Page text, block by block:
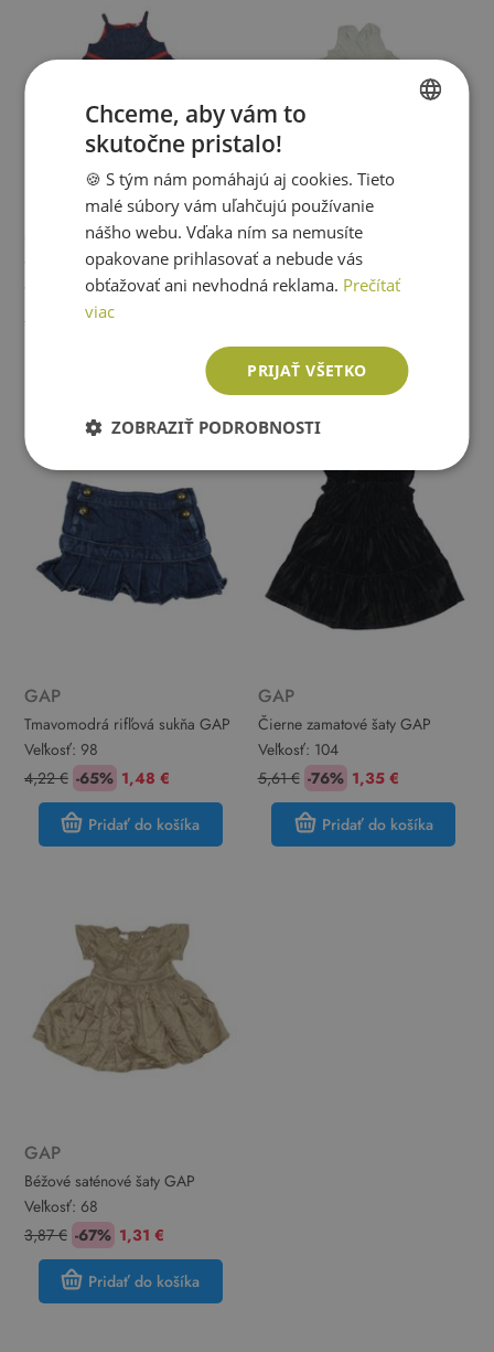
Tmavomodro-červené rifľové
92
5,18 €
-52%
GAP
2set - Bílé bavlněné šaty +
kalhotky na plenku GAP
Veľkosť:86
Pridať do košíka
GAP
Tmavomodrá rifľová sukňa GAP
Veľkosť: 98
4,22 € -65% 1,48 €
Pridať do košíka
GAP
Čierne zamatové šaty GAP
Veľkosť: 104
5,61 € -76% 1,35 €
Pridať do košíka
GAP
Béžové saténové šaty GAP
Veľkosť: 68
3,87 € -67% 1,31 €
Pridať do košíka
ENGLISH
Chceme, aby vám to
skutočne pristalo!
🍪 S tým nám pomáhajú aj cookies. Tieto
malé súbory vám uľahčujú používanie
nášho webu. Vďaka ním sa nemusíte
opakovane prihlasovať a nebude vás
obťažovať ani nevhodná reklama. Prečítať
viac
PRIJAŤ VŠETKO
ZOBRAZIŤ PODROBNOSTI